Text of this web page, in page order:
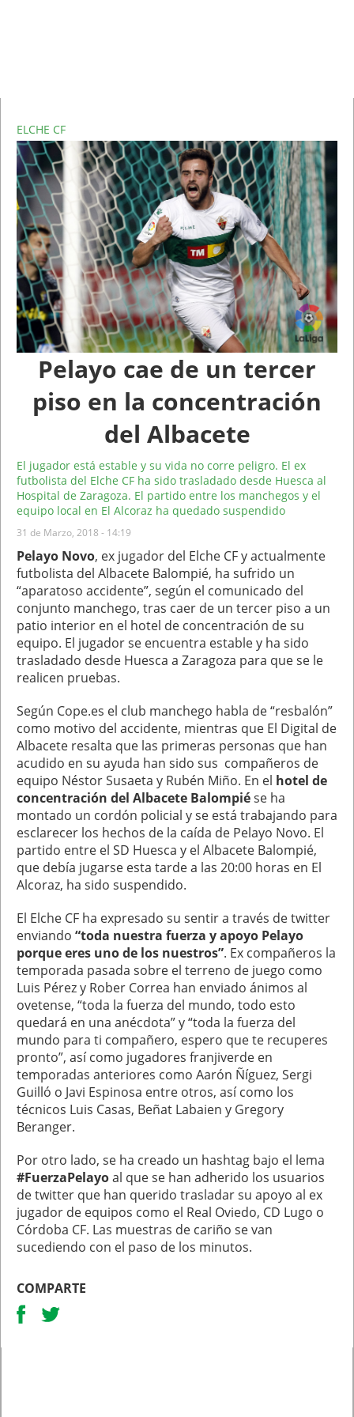
ELCHE CF
Pelayo cae de un tercer
piso en la concentración
del Albacete
El jugador está estable y su vida no corre peligro. El ex
futbolista del Elche CF ha sido trasladado desde Huesca al
Hospital de Zaragoza. El partido entre los manchegos y el
equipo local en El Alcoraz ha quedado suspendido
31 de Marzo, 2018 - 14:19
Pelayo Novo, ex jugador del Elche CF y actualmente
futbolista del Albacete Balompié, ha sufrido un
“aparatoso accidente”, según el comunicado del
conjunto manchego, tras caer de un tercer piso a un
patio interior en el hotel de concentración de su
equipo. El jugador se encuentra estable y ha sido
trasladado desde Huesca a Zaragoza para que se le
realicen pruebas.
Según Cope.es el club manchego habla de “resbalón”
como motivo del accidente, mientras que El Digital de
Albacete resalta que las primeras personas que han
acudido en su ayuda han sido sus compañeros de
equipo Néstor Susaeta y Rubén Miño. En el hotel de
concentración del Albacete Balompiése ha
montado un cordón policial y se está trabajando para
esclarecer los hechos de la caída de Pelayo Novo. El
partido entre el SD Huesca y el Albacete Balompié,
que debía jugarse esta tarde a las 20:00 horas en El
Alcoraz, ha sido suspendido.
El Elche CF ha expresado su sentir a través de twitter
enviando “toda nuestra fuerza y apoyo Pelayo
porque eres uno de los nuestros”. Ex compañeros la
temporada pasada sobre el terreno de juego como
Luis Pérez y Rober Correa han enviado ánimos al
ovetense, “toda la fuerza del mundo, todo esto
quedará en una anécdota” y “toda la fuerza del
mundo para ti compañero, espero que te recuperes
pronto”, así como jugadores franjiverde en
temporadas anteriores como Aarón Ñíguez, Sergi
Guilló o Javi Espinosa entre otros, así como los
técnicos Luis Casas, Beñat Labaien y Gregory
Beranger.
Por otro lado, se ha creado un hashtag bajo el lema
#FuerzaPelayoal que se han adherido los usuarios
de twitter que han querido trasladar su apoyo al ex
jugador de equipos como el Real Oviedo, CD Lugo o
Córdoba CF. Las muestras de cariño se van
sucediendo con el paso de los minutos.
COMPARTE